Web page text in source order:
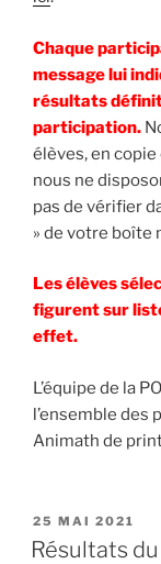
Chaque
message lui
résultats
participation.
élèves, en
nous ne
pas de vérifier
» de votre boîte
Les élèves
figurent sur
effet.
L’équipe de la
l’ensemble des
Animath de
PUBLIÉ
LE
25 MAI 2021
Résultats